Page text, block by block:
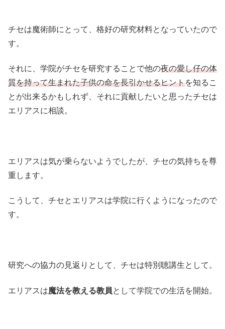
チセは魔術師にとって、格好の研究材料となっていたので
す。
それに、学院がチセを研究することで他の夜の愛し仔の体
質を持って生まれた子供の命を長引かせるヒントを知るこ
とが出来るかもしれず、それに貢献したいと思ったチセは
エリアスに相談。
エリアスは気が乗らないようでしたが、チセの気持ちを尊
重します。
こうして、チセとエリアスは学院に行くようになったので
す。
研究への協力の見返りとして、チセは特別聴講生として。
エリアスは魔法を教える教員として学院での生活を開始。